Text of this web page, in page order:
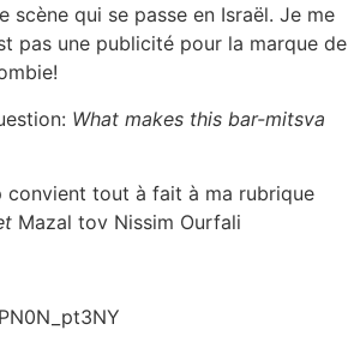
scène qui se passe en Israël. Je me
pas une publicité pour la marque de
What makes this bar-mitsva
convient tout à fait à ma rubrique
Mazal tov Nissim Ourfali